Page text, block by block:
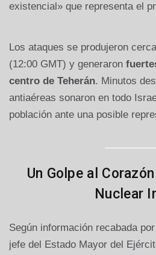
existencial» que representa el
Los ataques se produjeron
(12:00 GMT) y generaron
centro de Teherán. Minutos
antiaéreas sonaron en todo
población ante una posible
Un Golpe al
Nuclear
Según información recabada
jefe del Estado Mayor del